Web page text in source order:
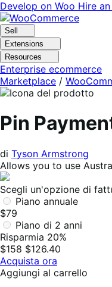
Vai
alla
navigazione
Vai
al
contenuto
Develop on Woo Hire
Sell
Extensions
Resources
Enterprise ecommerce
Marketplace /
Pin
di Tyson Armstrong
Allows you to use
Scegli un'opzione di
Piano annuale
$79
Piano di 2 anni
Risparmia 20%
$158 $126.40
Acquista ora
Aggiungi al carrello